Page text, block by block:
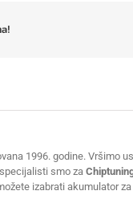
1996. godine. Vršimo
smo za
izabrati akumulator